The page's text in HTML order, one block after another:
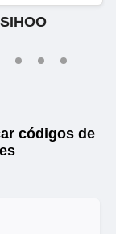
SIHOO
códigos de